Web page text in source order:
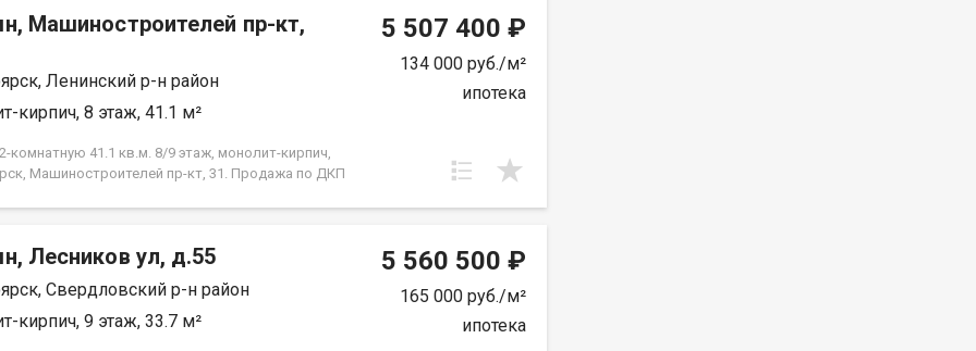
транспортная доступность до других
города. Близость знаковых мест отдыха, досуга и
- заповедник «Столбы», Фанпарк «Бобровый
флоры и фауны «Роев ручей». Благоустроенная
протяженностью 1450 метров вдоль реки
500 метров вдоль реки Базаиха с
транспорта возле ледовой арены. Сеть
и велосипедно-роликовых дорожек по всему
современные лифты. Наземные
Машиностроителей пр-кт,
Ленинский р-н район
кирпич, 8 этаж, 41.1 м²
комнатную 41.1 кв.м. 8/9 этаж, монолит-кирпич,
Машиностроителей пр-кт, 31. Продажа по ДКП
5 507 400 ₽
134 000 руб./м²
ипотека
Лесников ул, д.55
Свердловский р-н район
кирпич, 9 этаж, 33.7 м²
5 560 500 ₽
165 000 руб./м²
ипотека